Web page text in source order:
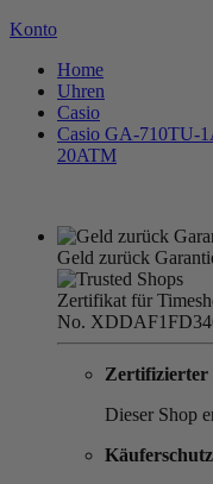
Konto
Home
Uhren
Casio
Casio GA-710TU-
20ATM
Geld zurück
Zertifikat für
No.
Zertifizierter
Dieser Shop
Käuferschutz